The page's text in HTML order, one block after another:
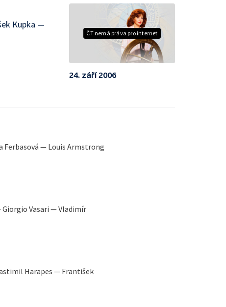
Kupka —
ČT nemá práva pro internet
24. září 2006
Ferbasová — Louis Armstrong
Vasari — Vladimír
Harapes — František